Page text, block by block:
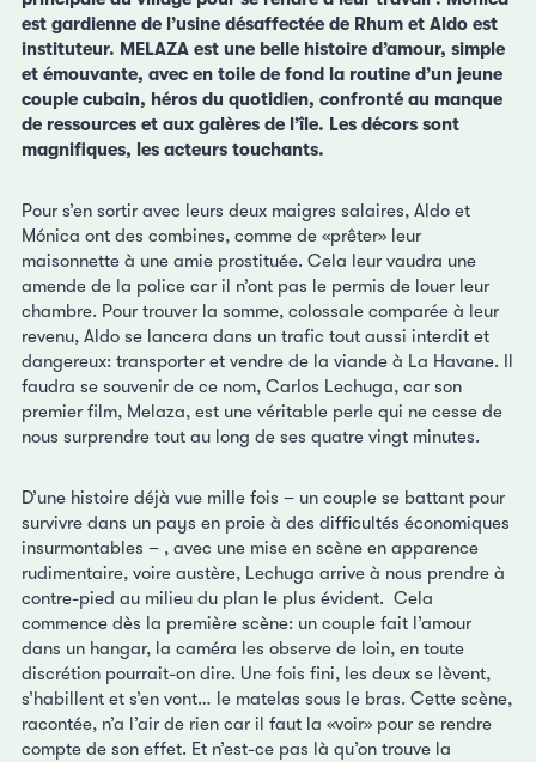
est gardienne de l’usine désaffectée de Rhum et Aldo est
instituteur. MELAZA est une belle histoire d’amour, simple
et émouvante, avec en toile de fond la routine d’un jeune
couple cubain, héros du quotidien, confronté au manque
de ressources et aux galères de l’île. Les décors sont
magnifiques, les acteurs touchants.
Pour s’en sortir avec leurs deux maigres salaires, Aldo et
Mónica ont des combines, comme de «prêter» leur
maisonnette à une amie prostituée. Cela leur vaudra une
amende de la police car il n’ont pas le permis de louer leur
chambre. Pour trouver la somme, colossale comparée à leur
revenu, Aldo se lancera dans un trafic tout aussi interdit et
dangereux: transporter et vendre de la viande à La Havane. Il
faudra se souvenir de ce nom, Carlos Lechuga, car son
premier film, Melaza, est une véritable perle qui ne cesse de
nous surprendre tout au long de ses quatre vingt minutes.
D’une histoire déjà vue mille fois – un couple se battant pour
survivre dans un pays en proie à des difficultés économiques
insurmontables – , avec une mise en scène en apparence
rudimentaire, voire austère, Lechuga arrive à nous prendre à
contre-pied au milieu du plan le plus évident. Cela
commence dès la première scène: un couple fait l’amour
dans un hangar, la caméra les observe de loin, en toute
discrétion pourrait-on dire. Une fois fini, les deux se lèvent,
s’habillent et s’en vont… le matelas sous le bras. Cette scène,
racontée, n’a l’air de rien car il faut la «voir» pour se rendre
compte de son effet. Et n’est-ce pas là qu’on trouve la